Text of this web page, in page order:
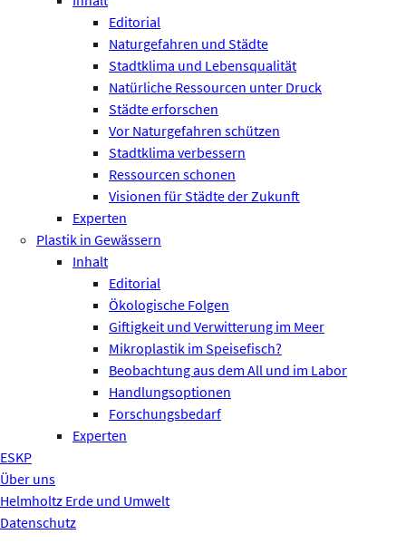
Editorial
Naturgefahren und Städte
Stadtklima und Lebensqualität
Natürliche Ressourcen unter Druck
Städte erforschen
Vor Naturgefahren schützen
Stadtklima verbessern
Ressourcen schonen
Visionen für Städte der Zukunft
Experten
Plastik in Gewässern
Inhalt
Editorial
Ökologische Folgen
Giftigkeit und Verwitterung im Meer
Mikroplastik im Speisefisch?
Beobachtung aus dem All und im Labor
Handlungsoptionen
Forschungsbedarf
Experten
ESKP
Über uns
Helmholtz Erde und Umwelt
Datenschutz